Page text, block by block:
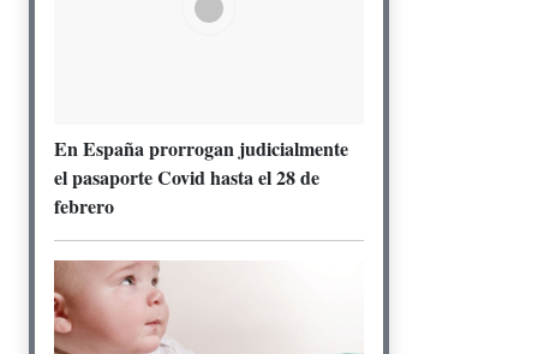
En España prorrogan judicialmente
el pasaporte Covid hasta el 28 de
febrero